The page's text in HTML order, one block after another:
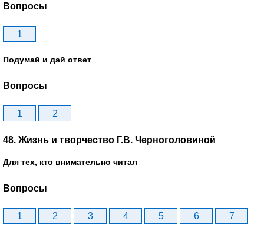
Вопросы
1
Подумай и дай ответ
Вопросы
1 2
48. Жизнь и творчество Г.В. Черноголовиной
Для тех, кто внимательно читал
Вопросы
1 2 3 4 5 6 7